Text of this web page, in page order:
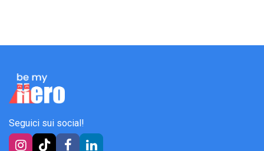
Seguici sui social!